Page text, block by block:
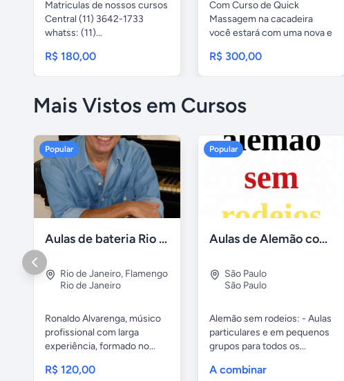
Matriculas de nossos cursos
Central (11) 3642-1733
whatss: (11)...
R$ 180,00
Com Curso de Quick
Massagem na cacadeira
você estará com uma nova e
R$ 300,00
Mais Vistos em Cursos
Popular
Aulas de bateria Rio de Janeiro
Rio de Janeiro, Flamengo
Rio de Janeiro
Ronaldo Alvarenga, músico
profissional com larga
experiência, formado no...
R$ 120,00
Popular
Aulas de Alemão com Professor Nativo
São Paulo
São Paulo
Alemão sem rodeios: - Aulas
particulares e em pequenos
grupos para todos os...
A combinar